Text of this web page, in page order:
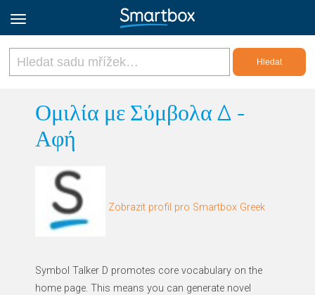
Online Grids
Ομιλία με Σύμβολα Δ -
Αφή
Zobrazit profil pro Smartbox Greek
Symbol Talker D promotes core vocabulary on the
home page. This means you can generate novel